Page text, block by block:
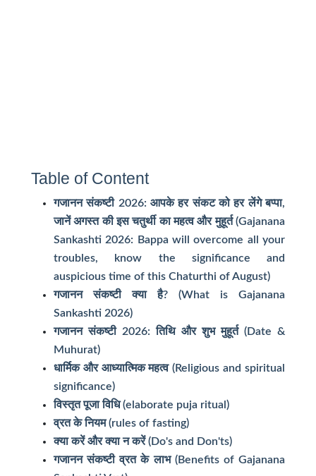
Table of Content
गजानन संकष्टी 2026: आपके हर संकट को हर लेंगे बप्पा,
जानें अगस्त की इस चतुर्थी का महत्व और मुहूर्त (Gajanana
Sankashti 2026: Bappa will overcome all your
troubles, know the significance and
auspicious time of this Chaturthi of August)
गजानन संकष्टी क्या है? (What is Gajanana
Sankashti 2026)
गजानन संकष्टी 2026: तिथि और शुभ मुहूर्त (Date &
Muhurat)
धार्मिक और आध्यात्मिक महत्व (Religious and spiritual
significance)
विस्तृत पूजा विधि (elaborate puja ritual)
व्रत के नियम (rules of fasting)
क्या करें और क्या न करें (Do's and Don'ts)
गजानन संकष्टी व्रत के लाभ (Benefits of Gajanana